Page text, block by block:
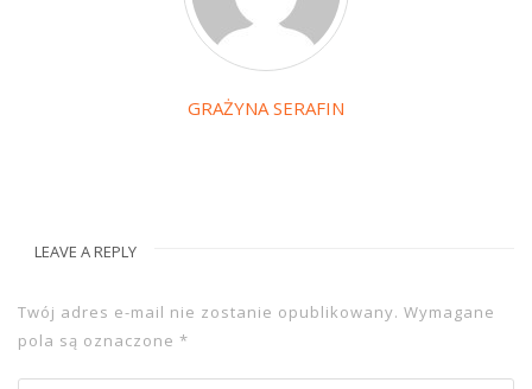
GRAŻYNA SERAFIN
LEAVE A REPLY
Twój adres e-mail nie zostanie opublikowany. Wymagane
pola są oznaczone *